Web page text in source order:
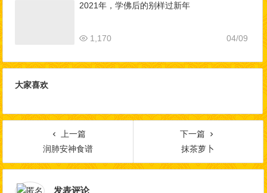
2021年，学佛后的别样过新年
04/09
1,170
大家喜欢
上一篇
润肺安神食谱
下一篇
抹茶萝卜
发表评论